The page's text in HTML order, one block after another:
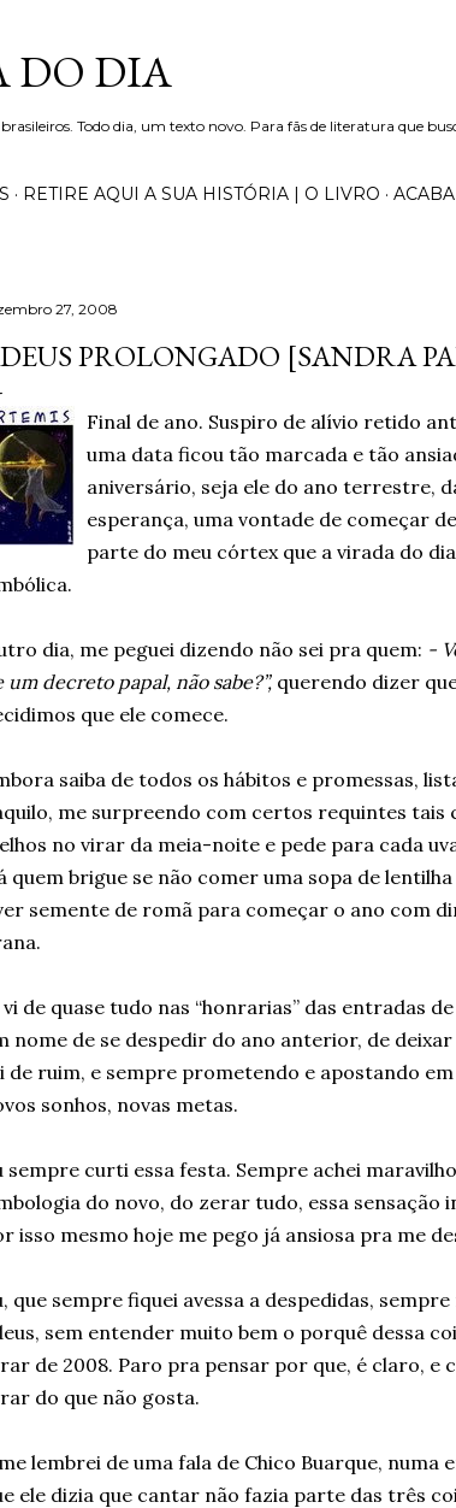
DO DIA
Todo dia, um texto novo. Para fãs de literatura que
RETIRE AQUI A SUA HISTÓRIA | O LIVRO
27, 2008
PROLONGADO [SANDRA
Final de ano. Suspiro de alívio retido
uma data ficou tão marcada e tão
aniversário, seja ele do ano terrestre,
esperança, uma vontade de começar
parte do meu córtex que a virada do
dia, me peguei dizendo não sei pra quem: -
um decreto papal, não sabe?”, querendo dizer
que ele comece.
saiba de todos os hábitos e promessas,
me surpreendo com certos requintes tais
no virar da meia-noite e pede para cada
quem brigue se não comer uma sopa de
semente de romã para começar o ano com
vi de quase tudo nas “honrarias” das entradas
nome de se despedir do ano anterior, de
de ruim, e sempre prometendo e apostando
sonhos, novas metas.
sempre curti essa festa. Sempre achei
do novo, do zerar tudo, essa sensação
isso mesmo hoje me pego já ansiosa pra me
que sempre fiquei avessa a despedidas,
sem entender muito bem o porquê dessa
de 2008. Paro pra pensar por que, é claro, e
do que não gosta.
lembrei de uma fala de Chico Buarque,
ele dizia que cantar não fazia parte das três